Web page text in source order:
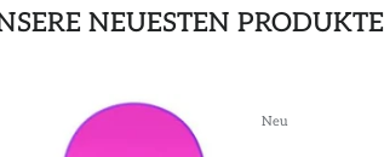
NEUESTEN PRODUKTE
Neu